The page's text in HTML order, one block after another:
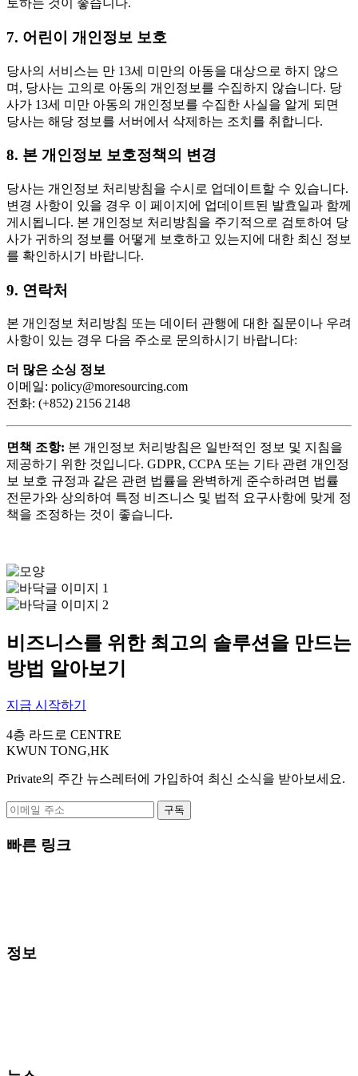
토하는 것이 좋습니다.
7. 어린이 개인정보 보호
당사의 서비스는 만 13세 미만의 아동을 대상으로 하지 않으
며, 당사는 고의로 아동의 개인정보를 수집하지 않습니다. 당
사가 13세 미만 아동의 개인정보를 수집한 사실을 알게 되면
당사는 해당 정보를 서버에서 삭제하는 조치를 취합니다.
8. 본 개인정보 보호정책의 변경
당사는 개인정보 처리방침을 수시로 업데이트할 수 있습니다.
변경 사항이 있을 경우 이 페이지에 업데이트된 발효일과 함께
게시됩니다. 본 개인정보 처리방침을 주기적으로 검토하여 당
사가 귀하의 정보를 어떻게 보호하고 있는지에 대한 최신 정보
를 확인하시기 바랍니다.
9. 연락처
본 개인정보 처리방침 또는 데이터 관행에 대한 질문이나 우려
사항이 있는 경우 다음 주소로 문의하시기 바랍니다:
더 많은 소싱 정보
이메일: policy@moresourcing.com
전화: (+852) 2156 2148
면책 조항: 본 개인정보 처리방침은 일반적인 정보 및 지침을
제공하기 위한 것입니다. GDPR, CCPA 또는 기타 관련 개인정
보 보호 규정과 같은 관련 법률을 완벽하게 준수하려면 법률
전문가와 상의하여 특정 비즈니스 및 법적 요구사항에 맞게 정
책을 조정하는 것이 좋습니다.
비즈니스를 위한 최고의 솔루션을 만드는
방법 알아보기
지금 시작하기
4층 라드로 CENTRE
KWUN TONG,HK
Private의 주간 뉴스레터에 가입하여 최신 소식을 받아보세요.
구독
빠른 링크
정보